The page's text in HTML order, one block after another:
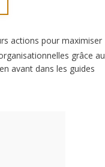
actions pour maximiser
grâce au
avant dans les guides